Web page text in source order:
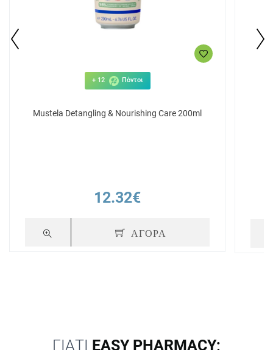
+ 12 Πόντοι
Mustela Detangling & Nourishing Care 200ml
12.32€
ΑΓΟΡΑ
ΓΙΑΤΙ EASY PHARMACY;